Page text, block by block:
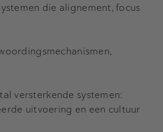
die alignement, focus
versterkende systemen:
uitvoering en een cultuur